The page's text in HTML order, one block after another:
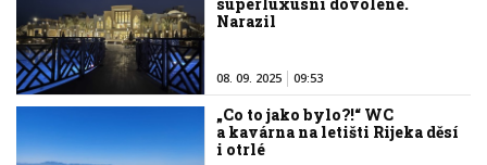
Narazil
08. 09. 2025 09:53
„Co to jako bylo?!“ WC
a kavárna na letišti Rijeka děsí
i otrlé